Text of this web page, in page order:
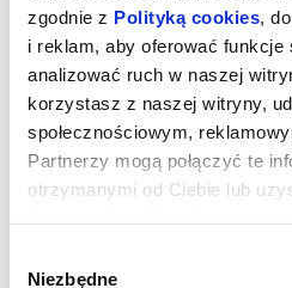
zgodnie z Polityką cookies,
i reklam, aby oferować funkcje
analizować ruch w naszej
korzystasz z naszej witryny,
społecznościowym,
Partnerzy mogą połączyć te
otrzymanymi od Ciebie lub
zgody
Niezbędne